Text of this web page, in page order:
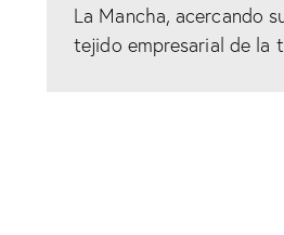
La Mancha, acercando
tejido empresarial de la